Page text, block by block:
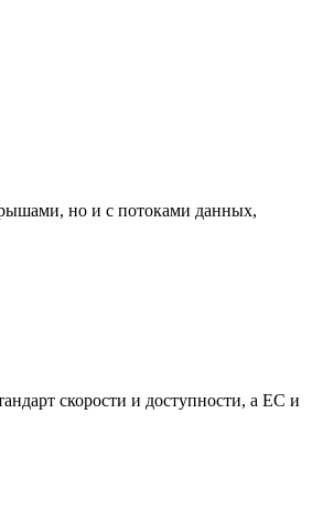
но и с потоками данных,
скорости и доступности, а ЕС и